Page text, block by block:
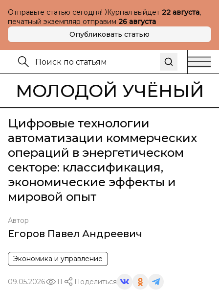
Отправьте статью сегодня! Журнал выйдет 22 августа,
печатный экземпляр отправим 26 августа
Опубликовать статью
МОЛОДОЙ УЧЁНЫЙ
Цифровые технологии
автоматизации коммерческих
операций в энергетическом
секторе: классификация,
экономические эффекты и
мировой опыт
Автор
Егоров Павел Андреевич
Экономика и управление
09.05.2026 11 Поделиться